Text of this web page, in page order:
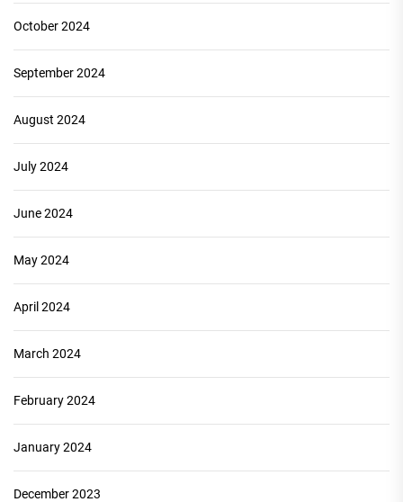
October 2024
September 2024
August 2024
July 2024
June 2024
May 2024
April 2024
March 2024
February 2024
January 2024
December 2023